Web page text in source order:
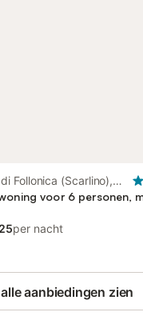
Follonica (Scarlino),
voor 6 personen,
per nacht
aanbiedingen zien